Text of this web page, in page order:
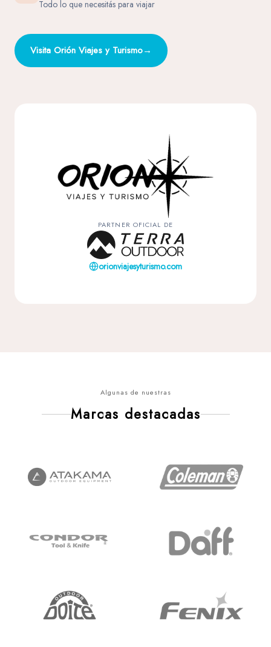
Todo lo que necesitás para viajar
Visita Orión Viajes y Turismo→
PARTNER OFICIAL DE
orionviajesyturismo.com
Algunas de nuestras
Marcas destacadas